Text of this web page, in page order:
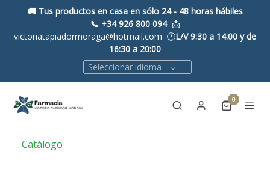
🚚 Tus productos en casa en sólo 24 - 48 horas hábiles
📞 +34 926 800 094 📩
victoriatapiadormoraga@hotmail.com 🕐L/V 9:30 a 14:00 y de
16:30 a 20:00
Seleccionar idioma
0
Catálogo